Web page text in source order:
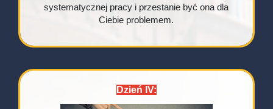
systematycznej pracy i przestanie być ona dla
Ciebie problemem.
Dzień IV: